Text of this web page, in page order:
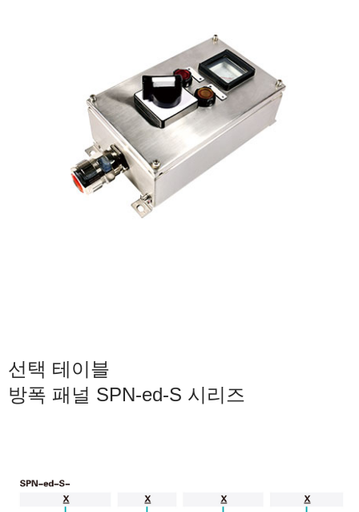
선택 테이블
방폭 패널 SPN-ed-S 시리즈